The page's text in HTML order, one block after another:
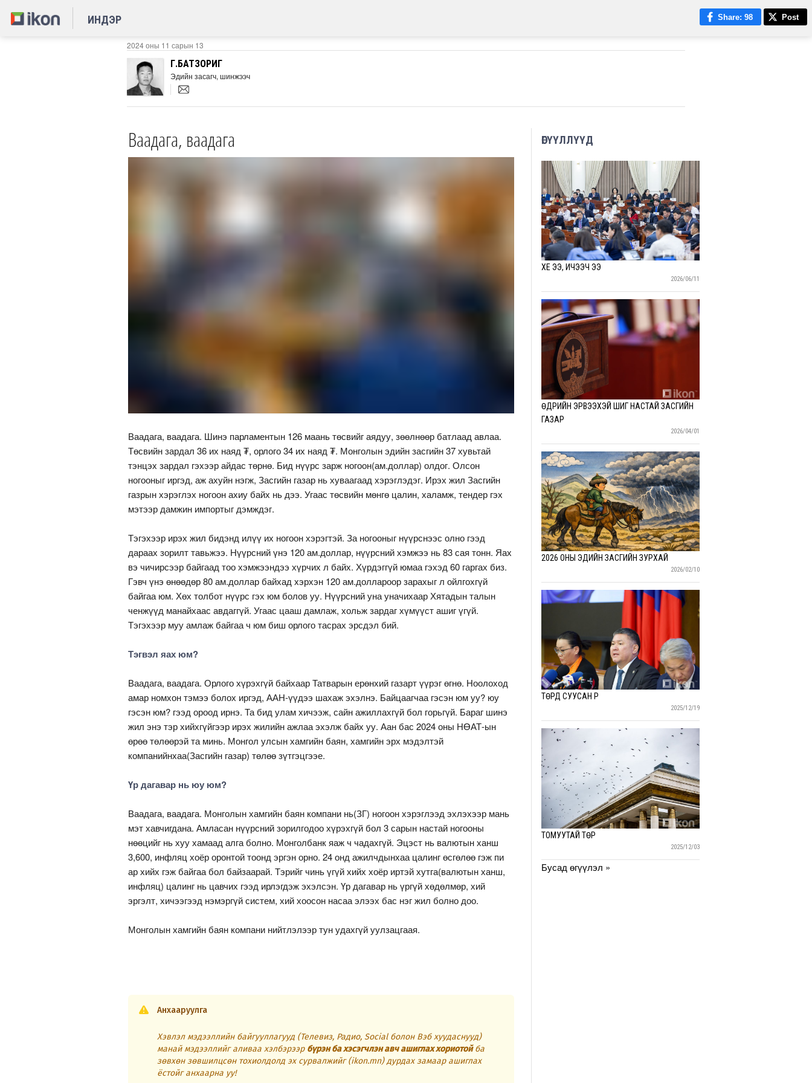
ИНДЭР Share: 98 Post
2024 оны 11 сарын 13
Г.БАТЗОРИГ
Эдийн засагч, шинжээч
Ваадага, ваадага
Ваадага, ваадага. Шинэ парламентын 126 маань төсвийг аядуу, зөөлнөөр батлаад авлаа.
Төсвийн зардал 36 их наяд ₮, орлого 34 их наяд ₮. Монголын эдийн засгийн 37 хувьтай
тэнцэх зардал гэхээр айдас төрнө. Бид нүүрс зарж ногоон(ам.доллар) олдог. Олсон
ногооныг иргэд, аж ахуйн нэгж, Засгийн газар нь хуваагаад хэрэглэдэг. Ирэх жил Засгийн
газрын хэрэглэх ногоон ахиу байх нь дээ. Угаас төсвийн мөнгө цалин, халамж, тендер гэх
мэтээр дамжин импортыг дэмждэг.
Тэгэхээр ирэх жил бидэнд илүү их ногоон хэрэгтэй. За ногооныг нүүрснээс олно гээд
дараах зорилт тавьжээ. Нүүрсний үнэ 120 ам.доллар, нүүрсний хэмжээ нь 83 сая тонн. Яах
вэ чичирсээр байгаад тоо хэмжээндээ хүрчих л байх. Хүрдэггүй юмаа гэхэд 60 гаргах биз.
Гэвч үнэ өнөөдөр 80 ам.доллар байхад хэрхэн 120 ам.доллароор зарахыг л ойлгохгүй
байгаа юм. Хөх толбот нүүрс гэх юм болов уу. Нүүрсний уна уначихаар Хятадын талын
ченжүүд манайхаас авдаггүй. Угаас цааш дамлаж, хольж зардаг хүмүүст ашиг үгүй.
Тэгэхээр муу амлаж байгаа ч юм биш орлого тасрах эрсдэл бий.
Тэгвэл яах юм?
Ваадага, ваадага. Орлого хүрэхгүй байхаар Татварын ерөнхий газарт үүрэг өгнө. Ноолоход
амар номхон тэмээ болох иргэд, ААН-үүдээ шахаж эхэлнэ. Байцаагчаа гэсэн юм уу? юу
гэсэн юм? гээд ороод ирнэ. Та бид улам хичээж, сайн ажиллахгүй бол горьгүй. Бараг шинэ
жил энэ тэр хийхгүйгээр ирэх жилийн ажлаа эхэлж байх уу. Аан бас 2024 оны НӨАТ-ын
өрөө төлөөрэй та минь. Монгол улсын хамгийн баян, хамгийн эрх мэдэлтэй
компанийнхаа(Засгийн газар) төлөө зүтгэцгээе.
Үр дагавар нь юу юм?
Ваадага, ваадага. Монголын хамгийн баян компани нь(ЗГ) ногоон хэрэглээд эхлэхээр мань
мэт хавчигдана. Амласан нүүрсний зорилгодоо хүрэхгүй бол 3 сарын настай ногооны
нөөцийг нь хуу хамаад алга болно. Монголбанк яаж ч чадахгүй. Эцэст нь валютын ханш
3,600, инфляц хоёр оронтой тоонд эргэн орно. 24 онд ажилчдынхаа цалинг өсгөлөө гэж пи
ар хийх гэж байгаа бол байзаарай. Тэрийг чинь үгүй хийх хоёр иртэй хутга(валютын ханш,
инфляц) цалинг нь цавчих гээд ирлэгдэж эхэлсэн. Үр дагавар нь үргүй хөдөлмөр, хий
эргэлт, хичээгээд нэмэргүй систем, хий хоосон насаа элээх бас нэг жил болно доо.
Монголын хамгийн баян компани нийтлэлээр тун удахгүй уулзацгаая.
Анхааруулга
Хэвлэл мэдээллийн байгууллагууд (Телевиз, Радио, Social болон Вэб хуудаснууд)
манай мэдээллийг аливаа хэлбэрээр бүрэн ба хэсэгчлэн авч ашиглах хориотойба
зөвхөн зөвшилцсөн тохиолдолд эх сурвалжийг (ikon.mn) дурдах замаар ашиглах
ёстойг анхаарна уу!
ӨГҮҮЛЛҮҮД
ХҮҮЕ ЭЭ, ИЧЭЭЧ ЭЭ
2026/06/11
ӨДРИЙН ЭРВЭЭХЭЙ ШИГ НАСТАЙ ЗАСГИЙН
ГАЗАР
2026/04/01
2026 ОНЫ ЭДИЙН ЗАСГИЙН ЗУРХАЙ
2026/02/10
ТӨРД СУУСАН ҮР
2025/12/19
ТОМУУТАЙ ТӨР
2025/12/03
Бусад өгүүлэл »